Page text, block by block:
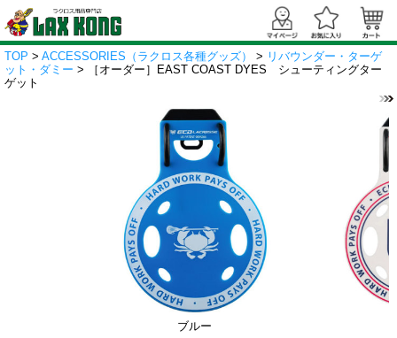
TOP > ACCESSORIES（ラクロス各種グッズ） > リバウンダー・ターゲ
ット・ダミー > ［オーダー］EAST COAST DYES シューティングター
ゲット
ブルー